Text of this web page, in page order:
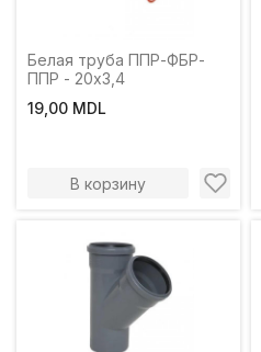
Белая труба ППР-ФБР-
ППР - 20х3,4
19,00 MDL
В корзину